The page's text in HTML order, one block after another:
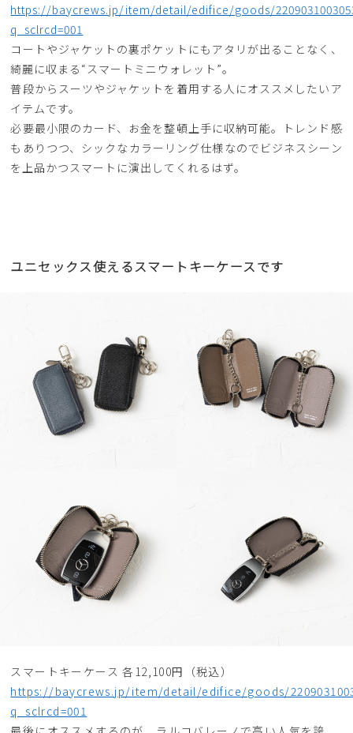
https://baycrews.jp/item/detail/edifice/goods/
q_sclrcd=001
コートやジャケットの裏ポケットにもアタリが出ることなく、
綺麗に収まる“スマートミニウォレット”。
普段からスーツやジャケットを着用する人にオススメしたいア
イテムです。
必要最小限のカード、お金を整頓上手に収納可能。トレンド感
もありつつ、シックなカラーリング仕様なのでビジネスシーン
を上品かつスマートに演出してくれるはず。
ユニセックス使えるスマートキーケースです
スマートキーケース 各12,100円（税込）
https://baycrews.jp/item/detail/edifice/goods/
q_sclrcd=001